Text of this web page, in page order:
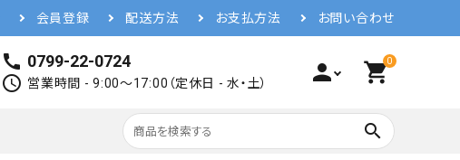
会員登録 配送方法 お支払方法 お問い合わせ
call 0799-22-0724
schedule 営業時間 - 9:00～17:00（定休日 - 水・土） person 0
shopping_cart
search